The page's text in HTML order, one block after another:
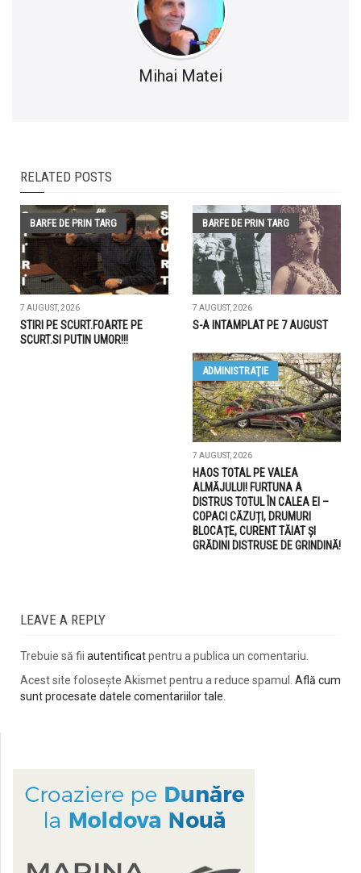
Mihai Matei
RELATED POSTS
BARFE DE PRIN TARG
7 AUGUST, 2026
STIRI PE SCURT.FOARTE PE
SCURT.SI PUTIN UMOR!!!
BARFE DE PRIN TARG
7 AUGUST, 2026
S-A INTAMPLAT PE 7 AUGUST
ADMINISTRAŢIE
7 AUGUST, 2026
HAOS TOTAL PE VALEA
ALMĂJULUI! FURTUNA A
DISTRUS TOTUL ÎN CALEA EI –
COPACI CĂZUȚI, DRUMURI
BLOCAȚE, CURENT TĂIAT ȘI
GRĂDINI DISTRUSE DE GRINDINĂ!
LEAVE A REPLY
Trebuie să fii autentificatpentru a publica un comentariu.
Acest site folosește Akismet pentru a reduce spamul. Află cum
sunt procesate datele comentariilor tale